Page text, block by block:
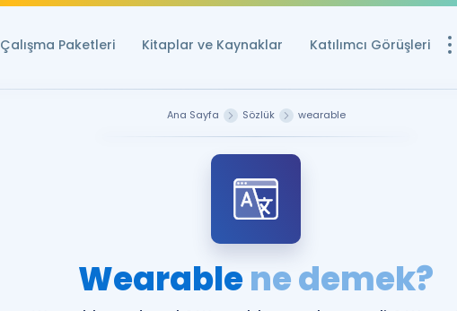
Çalışma Paketleri Kitaplar ve Kaynaklar Katılımcı Görüşleri
YDS ve YÖKDİL
Ana Sayfa Sözlük wearable
Wearablene demek?